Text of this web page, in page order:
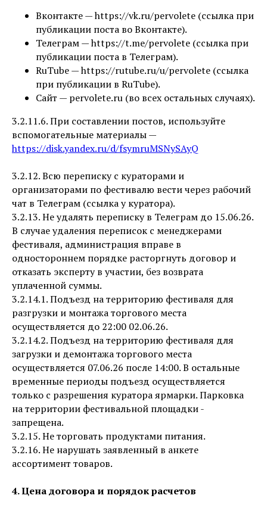
Вконтакте — https://vk.ru/pervolete (ссылка при
публикации поста во Вконтакте).
Телеграм — https://t.me/pervolete (ссылка при
публикации поста в Телеграм).
RuTube — https://rutube.ru/u/pervolete (ссылка
при публикации в RuTube).
Сайт — pervolete.ru (во всех остальных случаях).
3.2.11.6. При составлении постов, используйте
вспомогательные материалы —
https://disk.yandex.ru/d/fsymruMSNySAyQ
3.2.12. Всю переписку с кураторами и
организаторами по фестивалю вести через рабочий
чат в Телеграм (ссылка у куратора).
3.2.13. Не удалять переписку в Телеграм до 15.06.26.
В случае удаления переписок с менеджерами
фестиваля, администрация вправе в
одностороннем порядке расторгнуть договор и
отказать эксперту в участии, без возврата
уплаченной суммы.
3.2.14.1. Подъезд на территорию фестиваля для
разгрузки и монтажа торгового места
осуществляется до 22:00 02.06.26.
3.2.14.2. Подъезд на территорию фестиваля для
загрузки и демонтажа торгового места
осуществляется 07.06.26 после 14:00. В остальные
временные периоды подъезд осуществляется
только с разрешения куратора ярмарки. Парковка
на территории фестивальной площадки -
запрещена.
3.2.15. Не торговать продуктами питания.
3.2.16. Не нарушать заявленный в анкете
ассортимент товаров.
4. Цена договора и порядок расчетов